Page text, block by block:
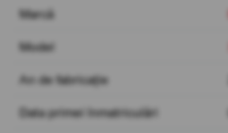
Marcă
Model
An de fabricație
Data primei înmatriculări